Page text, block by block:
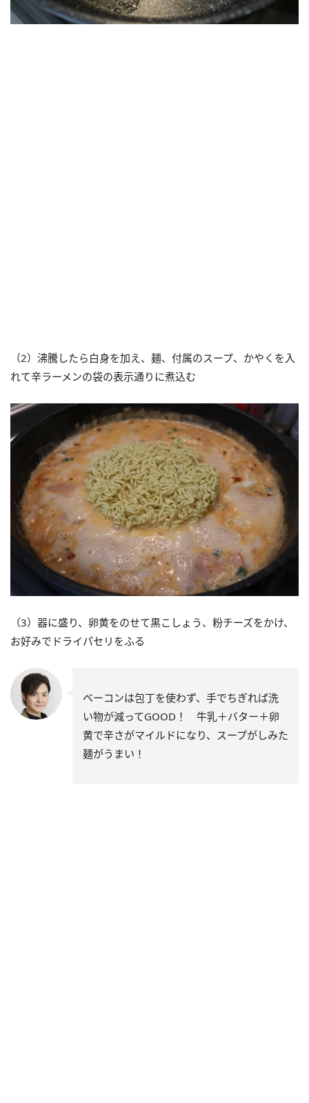
（2）沸騰したら白身を加え、麺、付属のスープ、かやくを入
れて辛ラーメンの袋の表示通りに煮込む
（3）器に盛り、卵黄をのせて黒こしょう、粉チーズをかけ、
お好みでドライパセリをふる
ベーコンは包丁を使わず、手でちぎれば洗
い物が減ってGOOD！ 牛乳＋バター＋卵
黄で辛さがマイルドになり、スープがしみた
麺がうまい！